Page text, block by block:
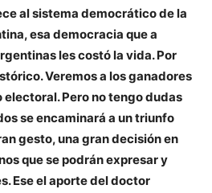
al sistema democrático de la
esa democracia que a
les costó la vida.Por
Veremos a los ganadores
Pero no tengo dudas
se encaminará a un triunfo
gesto, una gran decisión en
que se podrán expresar y
Ese el aporte del doctor